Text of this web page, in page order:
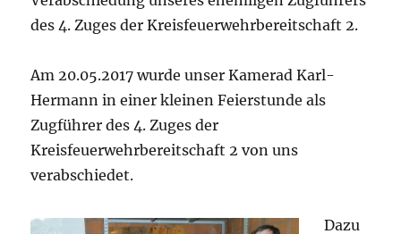
des 4. Zuges der Kreisfeuerwehrbereitschaft 2.
Am 20.05.2017 wurde unser Kamerad Karl-
Hermann in einer kleinen Feierstunde als
Zugführer des 4. Zuges der
Kreisfeuerwehrbereitschaft 2 von uns
verabschiedet.
Dazu